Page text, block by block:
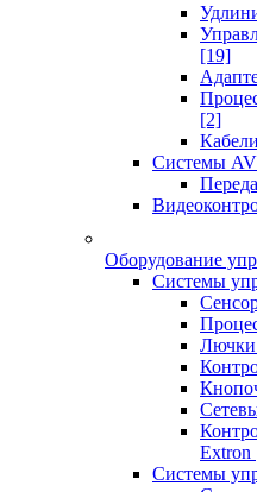
[19]
[2]
Системы
Оборудование
Системы
Лючки
Extron
Системы